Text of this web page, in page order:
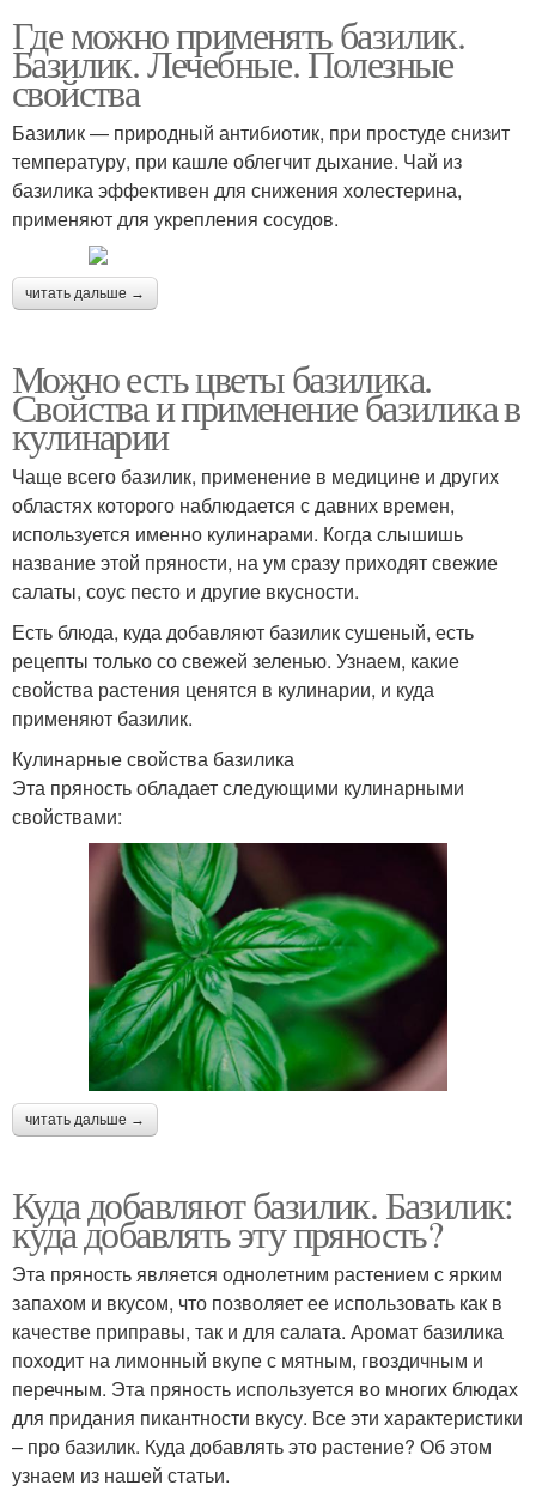
Где можно применять базилик.
Базилик. Лечебные. Полезные
свойства
Базилик — природный антибиотик, при простуде снизит
температуру, при кашле облегчит дыхание. Чай из
базилика эффективен для снижения холестерина,
применяют для укрепления сосудов.
читать дальше →
Можно есть цветы базилика.
Свойства и применение базилика в
кулинарии
Чаще всего базилик, применение в медицине и других
областях которого наблюдается с давних времен,
используется именно кулинарами. Когда слышишь
название этой пряности, на ум сразу приходят свежие
салаты, соус песто и другие вкусности.
Есть блюда, куда добавляют базилик сушеный, есть
рецепты только со свежей зеленью. Узнаем, какие
свойства растения ценятся в кулинарии, и куда
применяют базилик.
Кулинарные свойства базилика
Эта пряность обладает следующими кулинарными
свойствами:
читать дальше →
Куда добавляют базилик. Базилик:
куда добавлять эту пряность?
Эта пряность является однолетним растением с ярким
запахом и вкусом, что позволяет ее использовать как в
качестве приправы, так и для салата. Аромат базилика
походит на лимонный вкупе с мятным, гвоздичным и
перечным. Эта пряность используется во многих блюдах
для придания пикантности вкусу. Все эти характеристики
– про базилик. Куда добавлять это растение? Об этом
узнаем из нашей статьи.